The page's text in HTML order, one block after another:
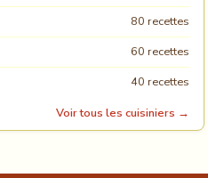
80 recettes
60 recettes
40 recettes
Voir tous les cuisiniers →